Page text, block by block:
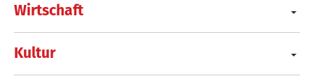
Wirtschaft
Kultur